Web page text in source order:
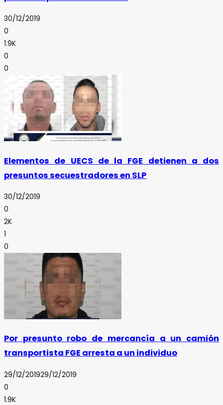
30/12/2019
0
1.9K
0
0
Elementos de UECS de la FGE detienen a dos
presuntos secuestradores en SLP
30/12/2019
0
2K
1
0
Por presunto robo de mercancía a un camión
transportista FGE arresta a un individuo
29/12/201929/12/2019
0
1.9K